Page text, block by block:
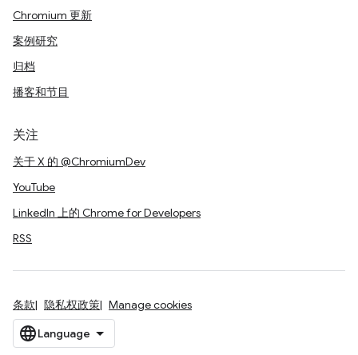
Chromium 更新
案例研究
归档
播客和节目
关注
关于 X 的 @ChromiumDev
YouTube
LinkedIn 上的 Chrome for Developers
RSS
条款 隐私权政策 Manage cookies